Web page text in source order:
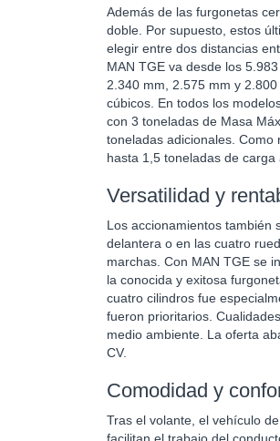
Además de las furgonetas
doble. Por supuesto, estos
elegir entre dos distancias
MAN TGE va desde los
2.340 mm, 2.575 mm y
cúbicos. En todos los
con 3 toneladas de Masa
toneladas adicionales.
hasta 1,5 toneladas de carga
Versatilidad y
Los accionamientos también
delantera o en las cuatro
marchas. Con MAN TGE se
la conocida y exitosa
cuatro cilindros fue
fueron prioritarios.
medio ambiente. La oferta
CV.
Comodidad y
Tras el volante, el vehículo